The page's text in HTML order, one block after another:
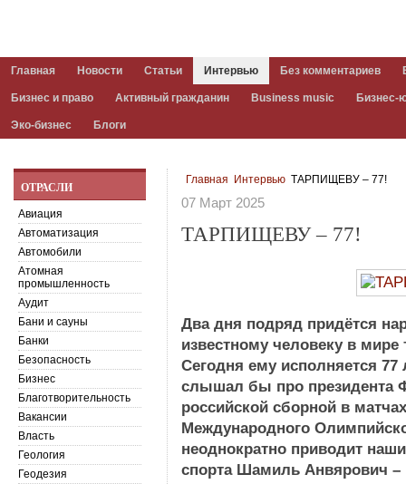
Главная Новости Статьи Интервью Без комментариев
Бизнес и право Активный гражданин Business music Бизнес-
Эко-бизнес Блоги
Главная Интервью ТАРПИЩЕВУ – 77!
07 Март 2025
ТАРПИЩЕВУ – 77!
Два дня подряд придётся
известному человеку в
Сегодня ему исполняется
слышал бы про президента
российской сборной в
Международного
неоднократно приводит
спорта Шамиль Анвярович –
ОТРАСЛИ
Авиация
Автоматизация
Автомобили
Атомная
промышленность
Аудит
Бани и сауны
Банки
Безопасность
Бизнес
Благотворительность
Вакансии
Власть
Геология
Геодезия